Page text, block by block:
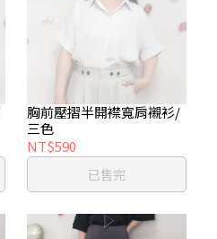
胸前壓摺半開襟寬肩襯衫/
三色
NT$590
已售完